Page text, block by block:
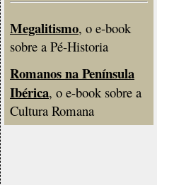
Megalitismo, o e-book
sobre a Pé-Historia
Romanos na Península
Ibérica, o e-book sobre a
Cultura Romana